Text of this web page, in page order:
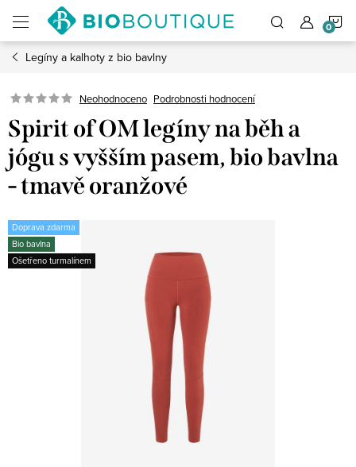
obsah
Legíny a kalhoty z bio bavlny
Neohodnoceno Podrobnosti hodnocení
Spirit of OM legíny na běh a
jógu s vyšším pasem, bio bavlna
- tmavě oranžové
Doprava zdarma
Bio bavlna
Ošetřeno turmalínem